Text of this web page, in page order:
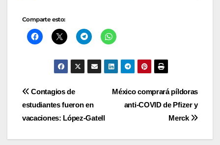
Comparte esto:
Navegación
de
entradas
México comprará píldoras
anti-COVID de Pfizer y
Merck
Contagios de
estudiantes fueron en
vacaciones: López-Gatell